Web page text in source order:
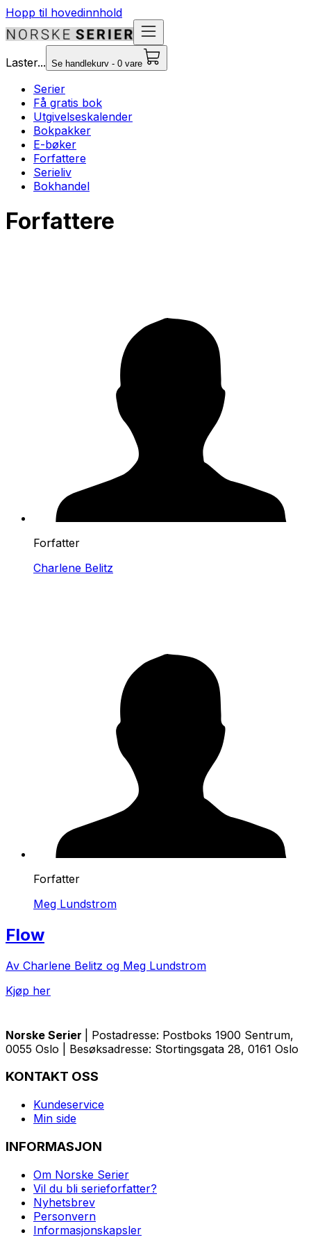
Hopp til hovedinnhold
Laster... Se handlekurv - 0 vare
Serier
Få gratis bok
Utgivelseskalender
Bokpakker
E-bøker
Forfattere
Serieliv
Bokhandel
Forfattere
Forfatter
Charlene Belitz
Forfatter
Meg Lundstrom
Flow
Av Charlene Belitz og Meg Lundstrom
Kjøp her
Norske Serier
| Postadresse: Postboks 1900 Sentrum,
0055 Oslo | Besøksadresse: Stortingsgata 28, 0161 Oslo
KONTAKT OSS
Kundeservice
Min side
INFORMASJON
Om Norske Serier
Vil du bli serieforfatter?
Nyhetsbrev
Personvern
Informasjonskapsler